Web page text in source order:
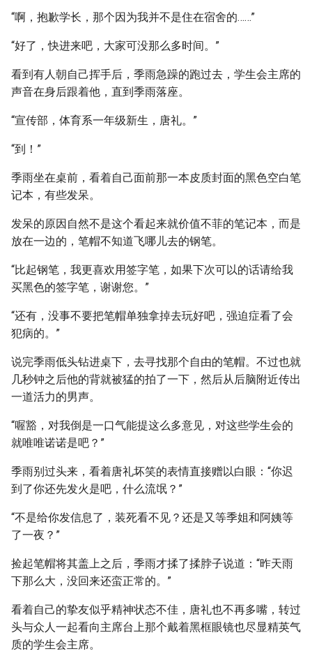
“啊，抱歉学长，那个因为我并不是住在宿舍的……”
“好了，快进来吧，大家可没那么多时间。”
看到有人朝自己挥手后，季雨急躁的跑过去，学生会主席的
声音在身后跟着他，直到季雨落座。
“宣传部，体育系一年级新生，唐礼。”
“到！”
季雨坐在桌前，看着自己面前那一本皮质封面的黑色空白笔
记本，有些发呆。
发呆的原因自然不是这个看起来就价值不菲的笔记本，而是
放在一边的，笔帽不知道飞哪儿去的钢笔。
“比起钢笔，我更喜欢用签字笔，如果下次可以的话请给我
买黑色的签字笔，谢谢您。”
“还有，没事不要把笔帽单独拿掉去玩好吧，强迫症看了会
犯病的。”
说完季雨低头钻进桌下，去寻找那个自由的笔帽。不过也就
几秒钟之后他的背就被猛的拍了一下，然后从后脑附近传出
一道活力的男声。
“喔豁，对我倒是一口气能提这么多意见，对这些学生会的
就唯唯诺诺是吧？”
季雨别过头来，看着唐礼坏笑的表情直接赠以白眼：“你迟
到了你还先发火是吧，什么流氓？”
“不是给你发信息了，装死看不见？还是又等季姐和阿姨等
了一夜？”
捡起笔帽将其盖上之后，季雨才揉了揉脖子说道：“昨天雨
下那么大，没回来还蛮正常的。”
看着自己的挚友似乎精神状态不佳，唐礼也不再多嘴，转过
头与众人一起看向主席台上那个戴着黑框眼镜也尽显精英气
质的学生会主席。